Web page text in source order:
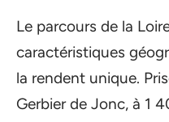
Le parcours de la
caractéristiques
la rendent unique.
Gerbier de Jonc, à 1